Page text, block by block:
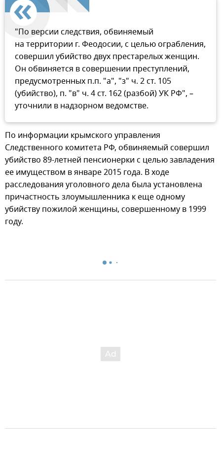
"По версии следствия, обвиняемый
на территории г. Феодосии, с целью ограбления,
совершил убийство двух престарелых женщин.
Он обвиняется в совершении преступлений,
предусмотренных п.п. "а", "з" ч. 2 ст. 105
(убийство), п. "в" ч. 4 ст. 162 (разбой) УК РФ", –
уточнили в надзорном ведомстве.
По информации крымского управления
Следственного комитета РФ, обвиняемый совершил
убийство 89-летней пенсионерки с целью завладения
ее имуществом в январе 2015 года. В ходе
расследования уголовного дела была установлена
причастность злоумышленника к еще одному
убийству пожилой женщины, совершенному в 1999
году.